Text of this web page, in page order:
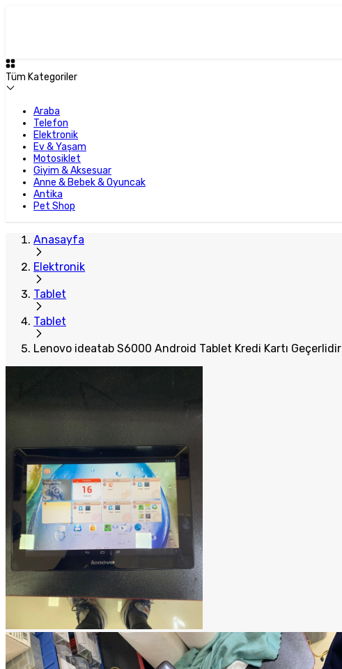
Tüm Kategoriler
Araba
Telefon
Elektronik
Ev & Yaşam
Motosiklet
Giyim & Aksesuar
Anne & Bebek & Oyuncak
Antika
Pet Shop
Anasayfa
Elektronik
Tablet
Tablet
Lenovo ideatab S6000 Android Tablet Kredi Kartı Geçerlidir